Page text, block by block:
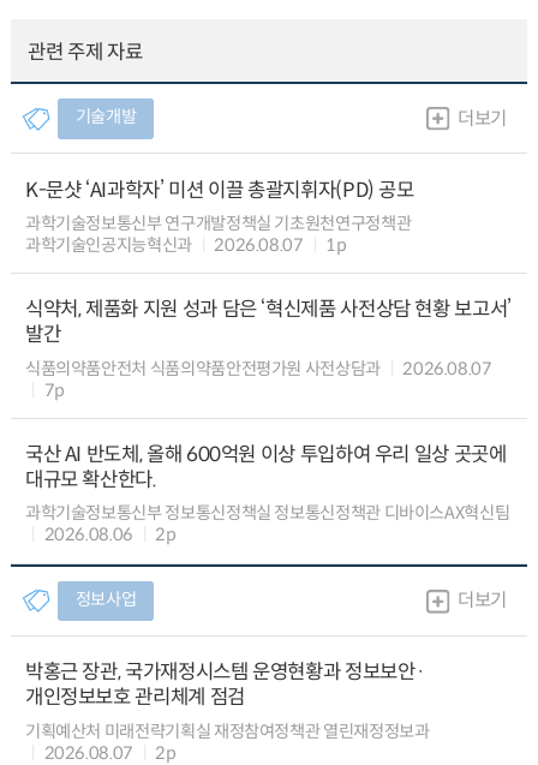
관련 주제 자료
기술개발 더보기
K-문샷 ‘AI과학자’ 미션 이끌 총괄지휘자(PD) 공모
과학기술정보통신부 연구개발정책실 기초원천연구정책관
과학기술인공지능혁신과
2026.08.07 1p
식약처, 제품화 지원 성과 담은 ‘혁신제품 사전상담 현황 보고서’
발간
식품의약품안전처 식품의약품안전평가원 사전상담과
2026.08.07
7p
국산 AI 반도체, 올해 600억원 이상 투입하여 우리 일상 곳곳에
대규모 확산한다.
과학기술정보통신부 정보통신정책실 정보통신정책관 디바이스AX혁신팀
2026.08.06
2p
정보사업 더보기
박홍근 장관, 국가재정시스템 운영현황과 정보보안·
개인정보보호 관리체계 점검
기획예산처 미래전략기획실 재정참여정책관 열린재정정보과
2026.08.07
2p